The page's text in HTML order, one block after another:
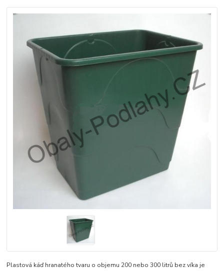
Plastová káď hranatého tvaru o objemu 200 nebo 300 litrů bez víka je